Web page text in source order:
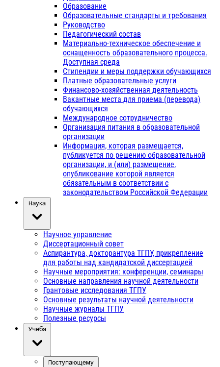
Образование
Образовательные стандарты и требования
Руководство
Педагогический состав
Материально-техническое обеспечение и
оснащенность образовательного процесса.
Доступная среда
Стипендии и меры поддержки обучающихся
Платные образовательные услуги
Финансово-хозяйственная деятельность
Вакантные места для приема (перевода)
обучающихся
Международное сотрудничество
Организация питания в образовательной
организации
Информация, которая размещается,
публикуется по решению образовательной
организации, и (или) размещение,
опубликование которой является
обязательным в соответствии с
законодательством Российской Федерации
Наука
Научное управление
Диссертационный совет
Аспирантура, докторантура ТГПУ, прикрепление
для работы над кандидатской диссертацией
Научные мероприятия: конференции, семинары
Основные направления научной деятельности
Грантовые исследования ТГПУ
Основные результаты научной деятельности
Научные журналы ТГПУ
Полезные ресурсы
Учёба
Поступающему